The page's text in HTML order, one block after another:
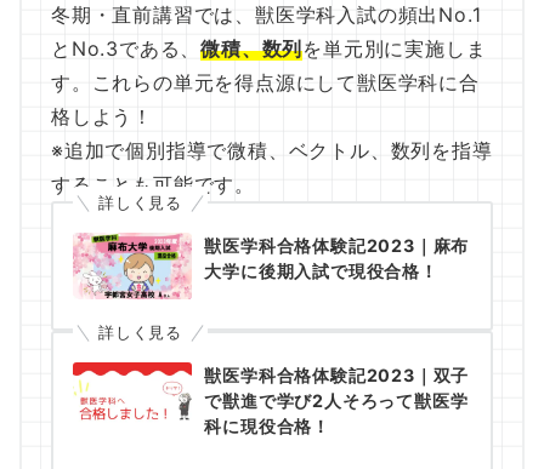
冬期・直前講習では、獣医学科入試の頻出No.1
とNo.3である、微積、数列を単元別に実施しま
す。これらの単元を得点源にして獣医学科に合
格しよう！
※追加で個別指導で微積、ベクトル、数列を指導
することも可能です。
詳しく見る
獣医学科合格体験記2023｜麻布
大学に後期入試で現役合格！
詳しく見る
獣医学科合格体験記2023｜双子
で獣進で学び2人そろって獣医学
科に現役合格！